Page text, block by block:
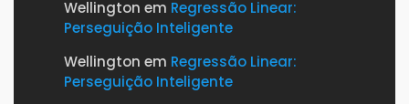
Wellington em Regressão Linear:
Perseguição Inteligente
Wellington em Regressão Linear:
Perseguição Inteligente